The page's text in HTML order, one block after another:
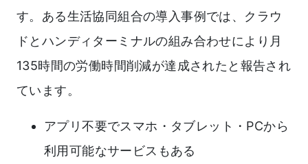
す。ある生活協同組合の導入事例では、クラウ
ドとハンディターミナルの組み合わせにより月
135時間の労働時間削減が達成されたと報告され
ています。
アプリ不要でスマホ・タブレット・PCから
利用可能なサービスもある